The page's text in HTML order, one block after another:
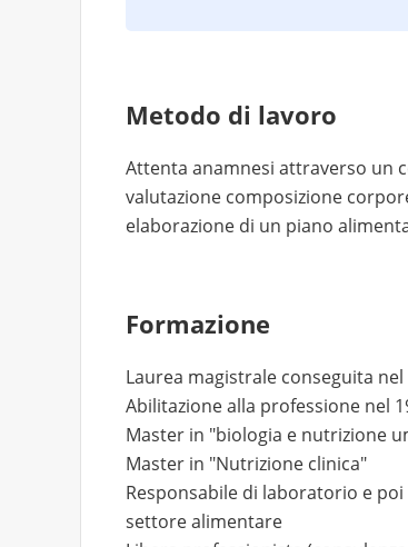
Metodo di lavoro
Attenta anamnesi attraverso un
valutazione composizione
elaborazione di un piano
Formazione
Laurea magistrale conseguita
Abilitazione alla professione nel
Master in "biologia e nutrizione
Master in "Nutrizione clinica"
Responsabile di laboratorio e
settore alimentare